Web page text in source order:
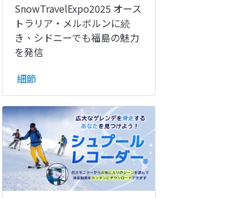
SnowTravelExpo2025 オース
トラリア・メルボルンに続
き、シドニーでも福島の魅力
を発信
細節